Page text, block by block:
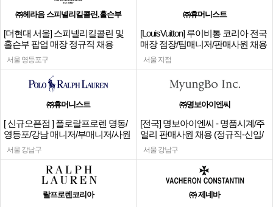
㈜헤라음 스피넬리킬콜린,홀슨부
[더현대 서울] 스피넬리킬콜린 및
홀슨부 팝업 매장 정규직 채용
서울 영등포구
㈜휴머니스트
[LouisVuitton] 루이비통 코리아 전국
매장 점장/팀매니저/판매사원 채용
서울 지점
㈜휴머니스트
[ 신규오픈점 ] 폴로랄프로렌 명동/
영등포/강남 매니저/부매니저/사원
서울 강남구
㈜명보아이엔씨
[전국] 명보아이엔씨 - 명품시계/주
얼리 판매사원 채용 (정규직-신입/
경력)
서울 강남구
랄프로렌코리아 ㈜ 제네바